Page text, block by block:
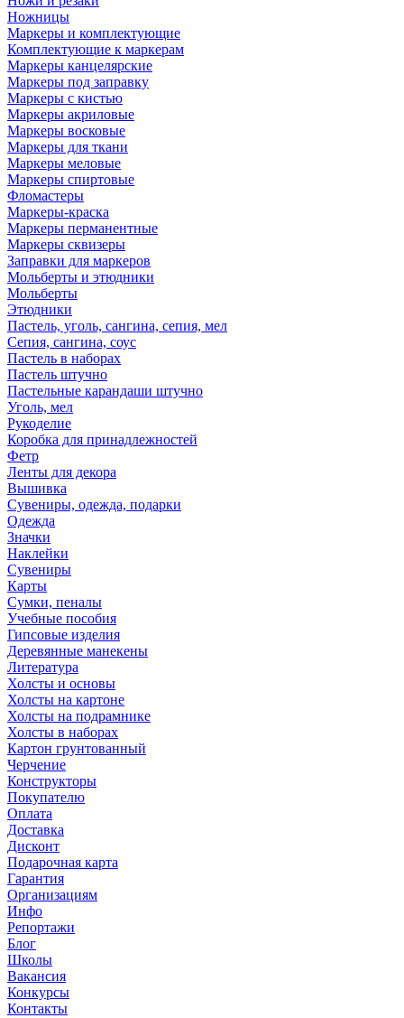
Ножницы
Маркеры и комплектующие
Комплектующие к маркерам
Маркеры канцелярские
Маркеры под заправку
Маркеры с кистью
Маркеры акриловые
Маркеры восковые
Маркеры для ткани
Маркеры меловые
Маркеры спиртовые
Фломастеры
Маркеры-краска
Маркеры перманентные
Маркеры сквизеры
Заправки для маркеров
Мольберты и этюдники
Мольберты
Этюдники
Пастель, уголь, сангина, сепия, мел
Сепия, сангина, соус
Пастель в наборах
Пастель штучно
Пастельные карандаши штучно
Уголь, мел
Рукоделие
Коробка для принадлежностей
Фетр
Ленты для декора
Вышивка
Сувениры, одежда, подарки
Одежда
Значки
Наклейки
Сувениры
Карты
Сумки, пеналы
Учебные пособия
Гипсовые изделия
Деревянные манекены
Литература
Холсты и основы
Холсты на картоне
Холсты на подрамнике
Холсты в наборах
Картон грунтованный
Черчение
Конструкторы
Покупателю
Оплата
Доставка
Дисконт
Подарочная карта
Гарантия
Организациям
Инфо
Репортажи
Блог
Школы
Вакансия
Конкурсы
Контакты